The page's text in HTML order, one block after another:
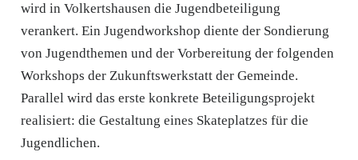
wird in Volkertshausen die Jugendbeteiligung
verankert. Ein Jugendworkshop diente der Sondierung
von Jugendthemen und der Vorbereitung der folgenden
Workshops der Zukunftswerkstatt der Gemeinde.
Parallel wird das erste konkrete Beteiligungsprojekt
realisiert: die Gestaltung eines Skateplatzes für die
Jugendlichen.